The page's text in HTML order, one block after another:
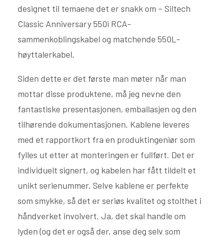
designet til temaene det er snakk om – Siltech
Classic Anniversary 550i RCA-
sammenkoblingskabel og matchende 550L-
høyttalerkabel.
Siden dette er det første man møter når man
mottar disse produktene, må jeg nevne den
fantastiske presentasjonen, emballasjen og den
tilhørende dokumentasjonen. Kablene leveres
med et rapportkort fra en produktingeniør som
fylles ut etter at monteringen er fullført. Det er
individuelt signert, og kabelen har fått tildelt et
unikt serienummer. Selve kablene er perfekte
som smykke, så det er seriøs kvalitet og stolthet i
håndverket involvert. Ja, det skal handle om
lyden (og det er også der, anse deg selv som